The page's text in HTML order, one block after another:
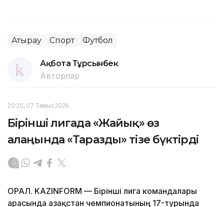
Атырау Спорт Футбол
Ақбота Тұрсынбек
Авторлар
20:20, 07 Тамыз 2026
Бірінші лигада «Жайық» өз
алаңында «Таразды» тізе бүктірді
ОРАЛ. KAZINFORM — Бірінші лига командалары
арасында Қазақстан чемпионатының 17-турында